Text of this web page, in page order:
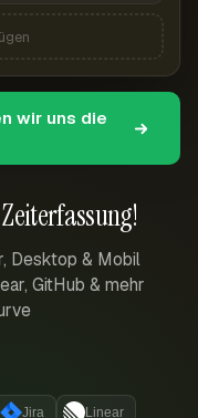
Desktop & Mobil
GitHub & mehr
Jira Linear
wir uns die